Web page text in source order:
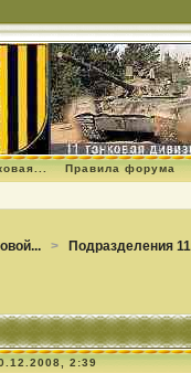
Правила форума
> Подразделения
2:39